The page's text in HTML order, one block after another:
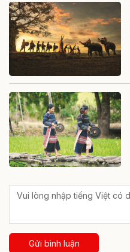
Gửi bình luận